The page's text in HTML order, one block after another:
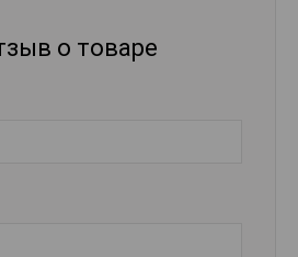
о товаре